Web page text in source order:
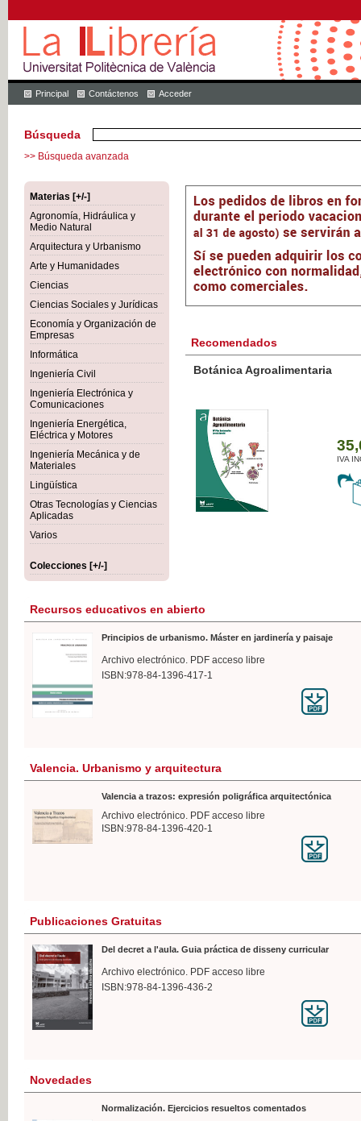
Principal Contáctenos Acceder
Búsqueda
>> Búsqueda avanzada
Materias [+/-]
Agronomía, Hidráulica y
Medio Natural
Arquitectura y Urbanismo
Arte y Humanidades
Ciencias
Ciencias Sociales y Jurídicas
Economía y Organización de
Empresas
Informática
Ingeniería Civil
Ingeniería Electrónica y
Comunicaciones
Ingeniería Energética,
Eléctrica y Motores
Ingeniería Mecánica y de
Materiales
Lingüística
Otras Tecnologías y Ciencias
Aplicadas
Varios
Colecciones [+/-]
Recomendados
Botánica Agroalimentaria
IVA
Recursos educativos en abierto
Principios de urbanismo. Máster en jardinería y paisaje
Archivo electrónico. PDF acceso libre
ISBN:978-84-1396-417-1
Valencia. Urbanismo y arquitectura
Valencia a trazos: expresión poligráfica arquitectónica
Archivo electrónico. PDF acceso libre
ISBN:978-84-1396-420-1
Publicaciones Gratuitas
Del decret a l'aula. Guia práctica de disseny curricular
Archivo electrónico. PDF acceso libre
ISBN:978-84-1396-436-2
Novedades
Normalización. Ejercicios resueltos comentados